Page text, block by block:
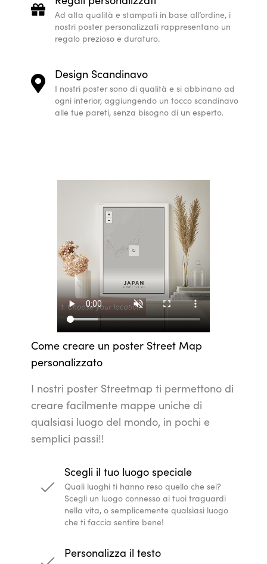
Ad alta qualità e stampati in base all’ordine, i
nostri poster personalizzati rappresentano un
regalo prezioso e duraturo.
Design Scandinavo
I nostri poster sono di qualità e si abbinano ad
ogni interior, aggiungendo un tocco scandinavo
alle tue pareti, senza bisogno di un esperto.
Come creare un poster Street Map
personalizzato
I nostri poster Streetmap ti permettono di
creare facilmente mappe uniche di
qualsiasi luogo del mondo, in pochi e
semplici passi!!
Scegli il tuo luogo speciale
Quali luoghi ti hanno reso quello che sei?
Scegli un luogo connesso ai tuoi traguardi
nella vita, o semplicemente qualsiasi luogo
che ti faccia sentire bene!
Personalizza il testo